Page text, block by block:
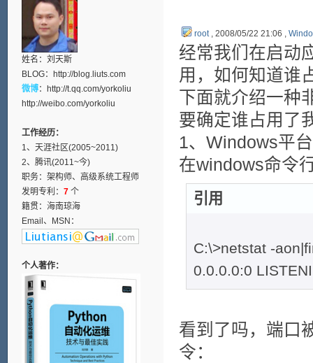
root, 2008/05/22 21:06 ,
经常我们在启动
用，如何知道谁
下面就介绍一
要确定谁占用了
1、Windows平台
在windows命令
引用
C:\>netstat -
0.0.0.0:0
看到了吗，端口
令：
姓名：刘天斯
BLOG： http://blog.liuts.com
微博： http://t.qq.com/yorkoliu
http://weibo.com/yorkoliu
工作经历：
1、天涯社区(2005~2011)
2、腾讯(2011~今)
职务：架构师、高级系统工程师
发明专利： 7个
籍贯：海南琼海
Email、MSN：
个人著作：